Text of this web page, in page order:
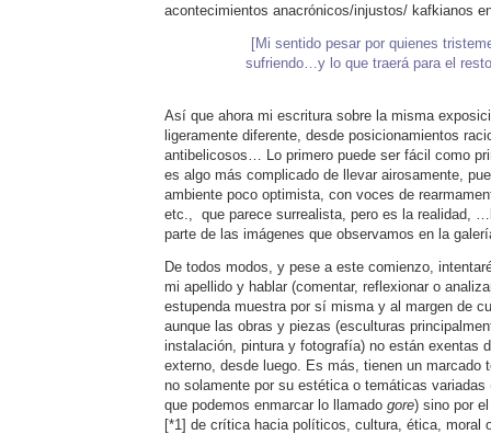
acontecimientos anacrónicos/injustos/ kafkianos
[Mi sentido pesar por quienes
sufriendo…y lo que traerá para el
Así que ahora mi escritura sobre la misma
ligeramente diferente, desde posicionamientos
antibelicosos… Lo primero puede ser fácil como
es algo más complicado de llevar airosamente,
ambiente poco optimista, con voces de
etc., que parece surrealista, pero es la realidad,
parte de las imágenes que observamos en la
De todos modos, y pese a este comienzo,
mi apellido y hablar (comentar, reflexionar o
estupenda muestra por sí misma y al margen de
aunque las obras y piezas (esculturas
instalación, pintura y fotografía) no están exentas
externo, desde luego. Es más, tienen un
no solamente por su estética o temáticas variadas
que podemos enmarcar lo llamado gore) sino por
[*1] de crítica hacia políticos, cultura, ética, moral